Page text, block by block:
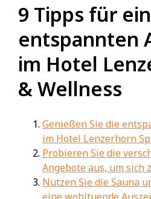
9 Tipps für
entspannten
im Hotel
& Wellness
Genießen Sie die
im Hotel Lenzerhorn
Probieren Sie die
Angebote aus, um sich
Nutzen Sie die Sauna